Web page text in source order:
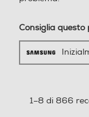
al
art Switch,
by Voice, Bixby
y Wearable
me Booster
plo, Condivisione
hermo e
Consiglia
1–8 di 866